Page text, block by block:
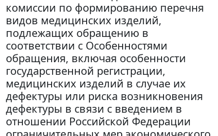
комиссии по формированию перечня
видов медицинских изделий,
подлежащих обращению в
соответствии с Особенностями
обращения, включая особенности
государственной регистрации,
медицинских изделий в случае их
дефектуры или риска возникновения
дефектуры в связи с введением в
отношении Российской Федерации